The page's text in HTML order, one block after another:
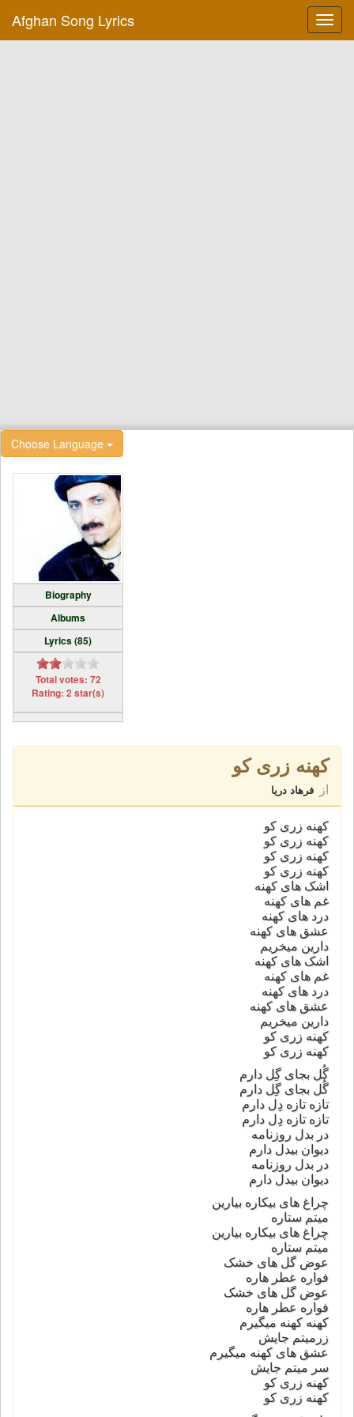
Afghan Song Lyrics
Choose Language
Biography
Albums
Lyrics (85)
Total votes: 72
Rating: 2 star(s)
کهنه زری کو
از فرهاد دریا
کهنه زری کو
کهنه زری کو
کهنه زری کو
کهنه زری کو
اشک های کهنه
غم های کهنه
درد های کهنه
عشق های کهنه
دارین میخریم
اشک های کهنه
غم های کهنه
درد های کهنه
عشق های کهنه
دارین میخریم
کهنه زری کو
کهنه زری کو
گُل بجای گِل دارم
گُل بجای گِل دارم
تازه تازه دِل دارم
تازه تازه دِل دارم
در بدل روزنامه
دیوان بیدل دارم
در بدل روزنامه
دیوان بیدل دارم
چراغ های بیکاره بیارین
میتم ستاره
چراغ های بیکاره بیارین
میتم ستاره
عوض گل های خشک
فواره عطر هاره
عوض گل های خشک
فواره عطر هاره
کهنه کهنه میگیرم
زرمیتم جایش
عشق های کهنه میگیرم
سر میتم جایش
کهنه زری کو
کهنه زری کو